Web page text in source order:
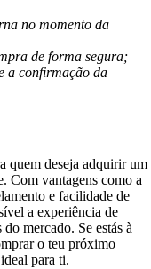
no momento da
de forma segura;
a confirmação da
quem deseja adquirir um
Com vantagens como a
e facilidade de
a experiência de
mercado. Se estás à
o teu próximo
para ti.